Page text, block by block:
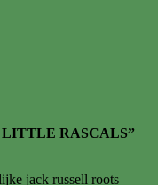
LITTLE RASCALS”
jack russell roots